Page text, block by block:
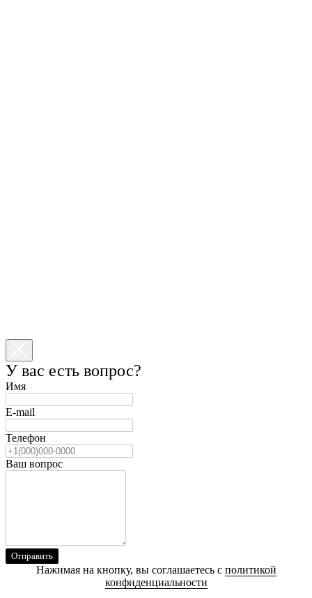
У вас есть вопрос?
Имя
E-mail
Телефон
Ваш вопрос
Отправить
Нажимая на кнопку, вы соглашаетесь с политикой
конфиденциальности